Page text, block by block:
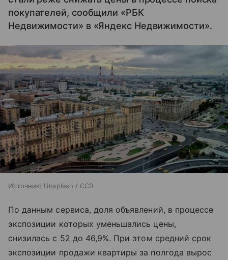
покупателей, сообщили «РБК
Недвижимости» в «Яндекс Недвижимости».
Источник: Unsplash / CC0
По данным сервиса, доля объявлений, в процессе
экспозиции которых уменьшались цены,
снизилась с 52 до 46,9%. При этом средний срок
экспозиции продажи квартиры за полгода вырос